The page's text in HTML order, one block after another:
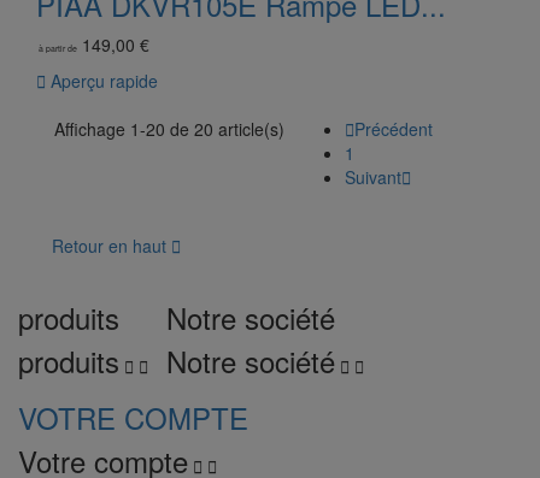
à partir de 149,00 €
 Aperçu rapide
Affichage 1-20 de 20 article(s)
Précédent
1
Suivant
Retour en haut 
produits
produits  
Notre société
Notre société  
VOTRE COMPTE
Votre compte  